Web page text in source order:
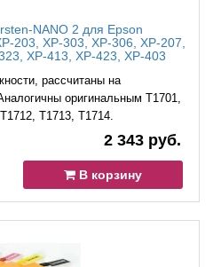
NANO 2 для Epson
203, XP-303, XP-306, XP-207,
XP-413, XP-423, XP-403
рассчитаны на
оригинальным T1701,
T1713, T1714.
2 343 руб.
В корзину